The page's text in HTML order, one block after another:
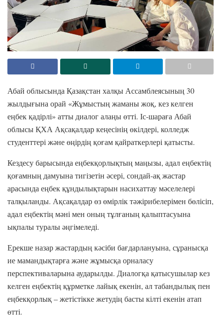
Абай облысында Қазақстан халқы Ассамблеясының 30
жылдығына орай «Жұмыстың жаманы жоқ, кез келген
еңбек қадірлі» атты диалог алаңы өтті. Іс-шараға Абай
облысы ҚХА Ақсақалдар кеңесінің өкілдері, колледж
студенттері және өңірдің қоғам қайраткерлері қатысты.
Кездесу барысында еңбекқорлықтың маңызы, адал еңбектің
қоғамның дамуына тигізетін әсері, сондай-ақ жастар
арасында еңбек құндылықтарын насихаттау мәселелері
талқыланды. Ақсақалдар өз өмірлік тәжірибелерімен бөлісіп,
адал еңбектің мәні мен оның тұлғаның қалыптасуына
ықпалы туралы әңгімеледі.
Ерекше назар жастардың кәсіби бағдарлануына, сұранысқа
ие мамандықтарға және жұмысқа орналасу
перспективаларына аударылды. Диалогқа қатысушылар кез
келген еңбектің құрметке лайық екенін, ал табандылық пен
еңбекқорлық – жетістікке жетудің басты кілті екенін атап
өтті.